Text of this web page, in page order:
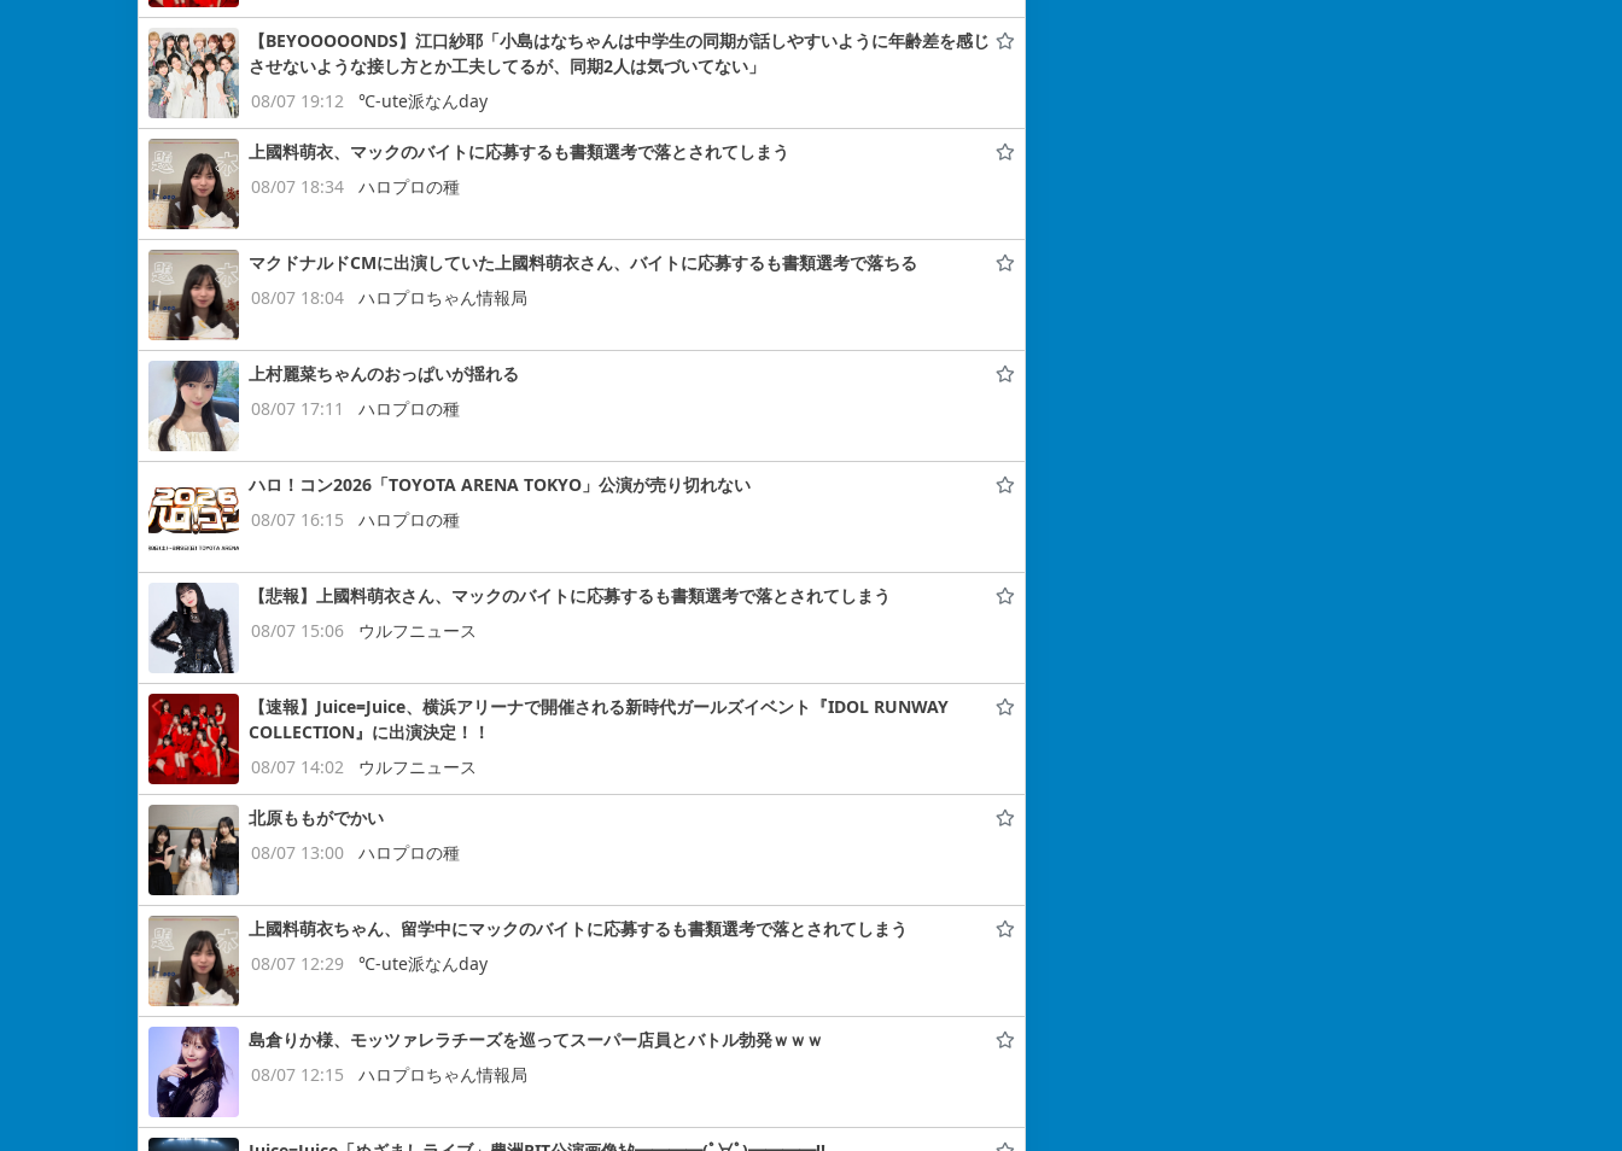
【BEYOOOOONDS】江口紗耶「小島はなちゃんは中学生の同期が話しやすいように年齢差を感じ
させないような接し方とか工夫してるが、同期2人は気づいてない」
08/07 19:12
℃-ute派なんday
上國料萌衣、マックのバイトに応募するも書類選考で落とされてしまう
08/07 18:34
ハロプロの種
マクドナルドCMに出演していた上國料萌衣さん、バイトに応募するも書類選考で落ちる
08/07 18:04
ハロプロちゃん情報局
上村麗菜ちゃんのおっぱいが揺れる
08/07 17:11
ハロプロの種
ハロ！コン2026「TOYOTA ARENA TOKYO」公演が売り切れない
08/07 16:15
ハロプロの種
【悲報】上國料萌衣さん、マックのバイトに応募するも書類選考で落とされてしまう
08/07 15:06
ウルフニュース
【速報】Juice=Juice、横浜アリーナで開催される新時代ガールズイベント『IDOL RUNWAY
COLLECTION』に出演決定！！
08/07 14:02
ウルフニュース
北原ももがでかい
08/07 13:00
ハロプロの種
上國料萌衣ちゃん、留学中にマックのバイトに応募するも書類選考で落とされてしまう
08/07 12:29
℃-ute派なんday
島倉りか様、モッツァレラチーズを巡ってスーパー店員とバトル勃発ｗｗｗ
08/07 12:15
ハロプロちゃん情報局